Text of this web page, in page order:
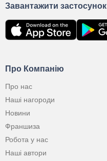
Про Компанію
Про нас
Наші нагороди
Новини
Франшиза
Робота у нас
Наші автори
Завантажити застосунок